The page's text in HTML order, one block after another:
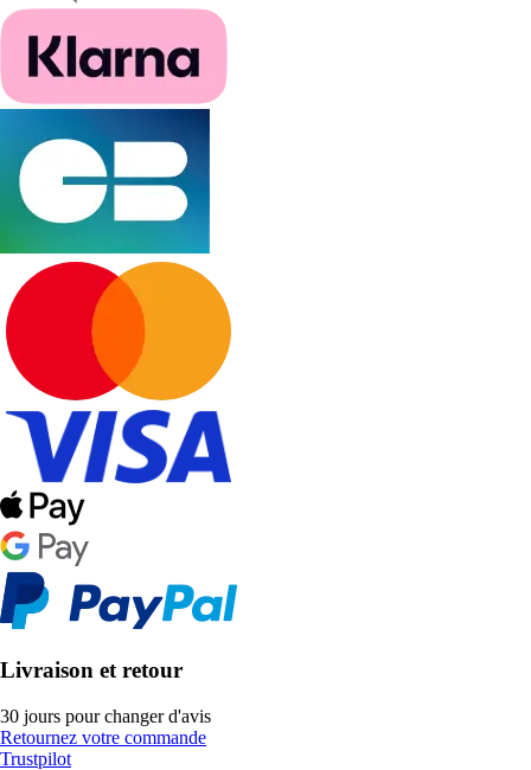
Livraison et retour
30 jours pour changer d'avis
Retournez votre commande
Trustpilot